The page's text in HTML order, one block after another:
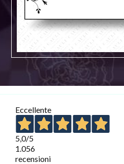
Eccellente
5,0/5
1.056
recensioni